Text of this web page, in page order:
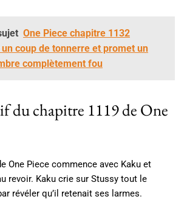
One Piece chapitre 1132
coup de tonnerre et promet un
complètement fou
du chapitre 1119 de One
One Piece commence avec Kaku et
revoir. Kaku crie sur Stussy tout le
révéler qu’il retenait ses larmes.